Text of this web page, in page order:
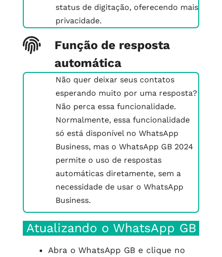
status de digitação, oferecendo mais
privacidade.
Função de resposta
automática
Não quer deixar seus contatos
esperando muito por uma resposta?
Não perca essa funcionalidade.
Normalmente, essa funcionalidade
só está disponível no WhatsApp
Business, mas o WhatsApp GB 2024
permite o uso de respostas
automáticas diretamente, sem a
necessidade de usar o WhatsApp
Business.
Atualizando o WhatsApp GB
Abra o WhatsApp GB e clique no